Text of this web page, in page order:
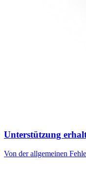
Unterstützung
Von der allgemeinen